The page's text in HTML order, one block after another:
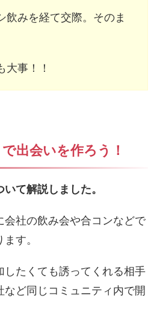
飲みを経て交際。そのま
大事！！
出会いを作ろう！
て解説しました。
会社の飲み会や合コンなどで
す。
したくても誘ってくれる相手
など同じコミュニティ内で開